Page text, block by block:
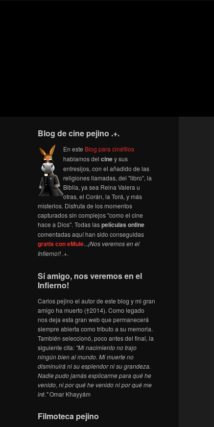
Blog de cine pejino .+.
En este Blog para cinéfilos
hablamos del ciney sus
entresijos, con el añadido de las
religiones llamadas, del "libro", la
Biblia, ya sea Reina Valera u
otras, el Corán, la Torá, y más
misterios. Disfruta de los momentos
capturados sin complejos "como el cine
hace a Dios". Todas laspelículas online
comentadas aquí han sido conseguidas
gratis con eMule...¡Nos veremos en el
Infierno!! .+.
Sí amigo, nos veremos en el
Infierno!
Carlos pejino el autor de este blog y mi gran
amigo ha muerto (†2014). Como legado
nos deja esta gran web que permanecerá
siempre abierta como tributo a su memoria.
También seleccionó, poco antes del final, la
siguiente cita: "Mi nacimiento no trajo
ningún bien al mundo. Mi muerte no
disminuirá ni su esplendor ni su grandeza.
Nadie pudo jamás explicarme para qué he
venido, ni por qué he venido ni por qué me
iré."Omar Khayyám
Filmoteca pejino